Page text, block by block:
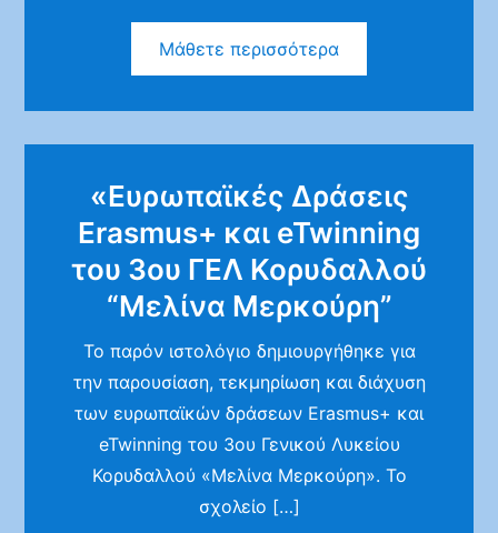
Μάθετε περισσότερα
«Ευρωπαϊκές Δράσεις
Erasmus+ και eTwinning
του 3ου ΓΕΛ Κορυδαλλού
“Μελίνα Μερκούρη”
Το παρόν ιστολόγιο δημιουργήθηκε για
την παρουσίαση, τεκμηρίωση και διάχυση
των ευρωπαϊκών δράσεων Erasmus+ και
eTwinning του 3ου Γενικού Λυκείου
Κορυδαλλού «Μελίνα Μερκούρη». Το
σχολείο […]